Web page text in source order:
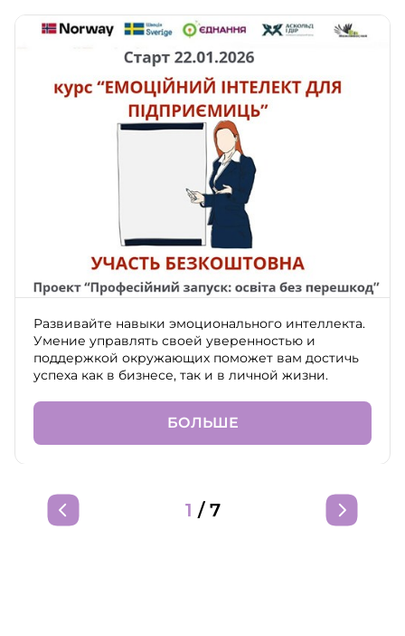
Развивайте навыки эмоционального интеллекта.
Умение управлять своей уверенностью и
поддержкой окружающих поможет вам достичь
успеха как в бизнесе, так и в личной жизни.
БОЛЬШЕ
1 / 7